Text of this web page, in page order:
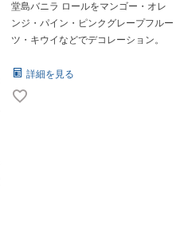
堂島バニラ ロールをマンゴー・オレ
ンジ・パイン・ピンクグレープフルー
ツ・キウイなどでデコレーション。
詳細を見る